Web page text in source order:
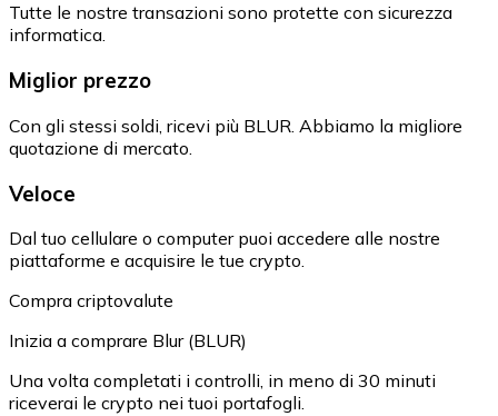
Tutte le nostre transazioni sono protette con sicurezza
informatica.
Miglior prezzo
Con gli stessi soldi, ricevi più BLUR. Abbiamo la migliore
quotazione di mercato.
Veloce
Dal tuo cellulare o computer puoi accedere alle nostre
piattaforme e acquisire le tue crypto.
Compra criptovalute
Inizia a comprare Blur (BLUR)
Una volta completati i controlli, in meno di 30 minuti
riceverai le crypto nei tuoi portafogli.